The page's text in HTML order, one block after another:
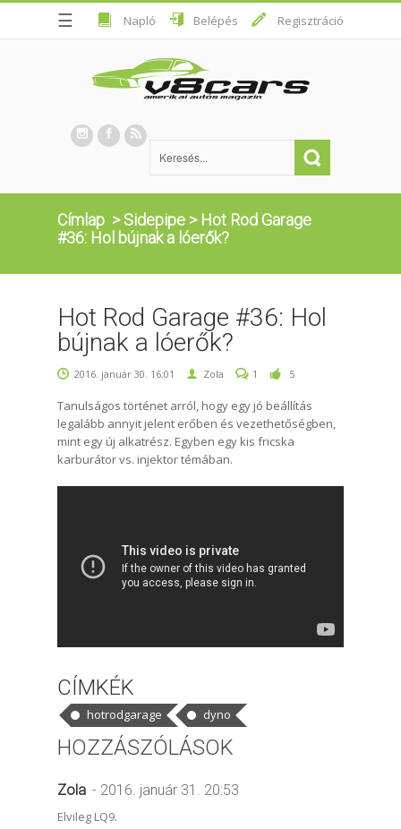
☰ Napló Belépés Regisztráció
Címlap >Sidepipe > Hot Rod Garage
#36: Hol bújnak a lóerők?
Hot Rod Garage #36: Hol
bújnak a lóerők?
2016. január 30. 16:01 Zola 1 5
Tanulságos történet arról, hogy egy jó beállítás
legalább annyit jelent erőben és vezethetőségben,
mint egy új alkatrész. Egyben egy kis fricska
karburátor vs. injektor témában.
CÍMKÉK
hotrodgarage dyno
HOZZÁSZÓLÁSOK
Zola - 2016. január 31. 20:53
Elvileg LQ9.